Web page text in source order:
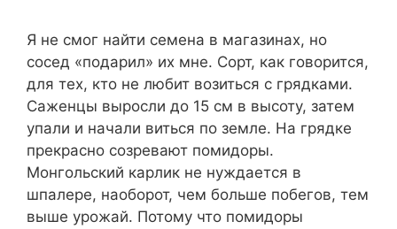
Я не смог найти семена в магазинах, но
сосед «подарил» их мне. Сорт, как говорится,
для тех, кто не любит возиться с грядками.
Саженцы выросли до 15 см в высоту, затем
упали и начали виться по земле. На грядке
прекрасно созревают помидоры.
Монгольский карлик не нуждается в
шпалере, наоборот, чем больше побегов, тем
выше урожай. Потому что помидоры